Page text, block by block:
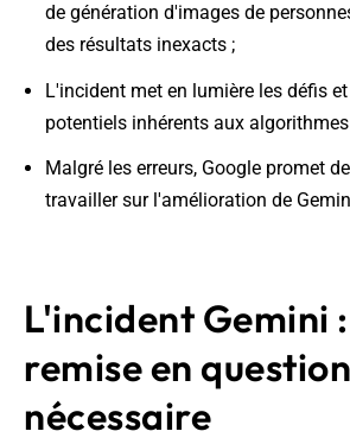
de génération d'images de
des résultats inexacts ;
L'incident met en lumière les défis
potentiels inhérents aux
Malgré les erreurs, Google promet
travailler sur l'amélioration de
L'incident Gemini
remise en question
nécessaire